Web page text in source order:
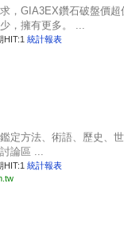
，GIA3EX鑽石破盤價超
，擁有更多。 ...
HIT:1 統計報表
定方法、術語、歷史、世
論區 ...
HIT:1 統計報表